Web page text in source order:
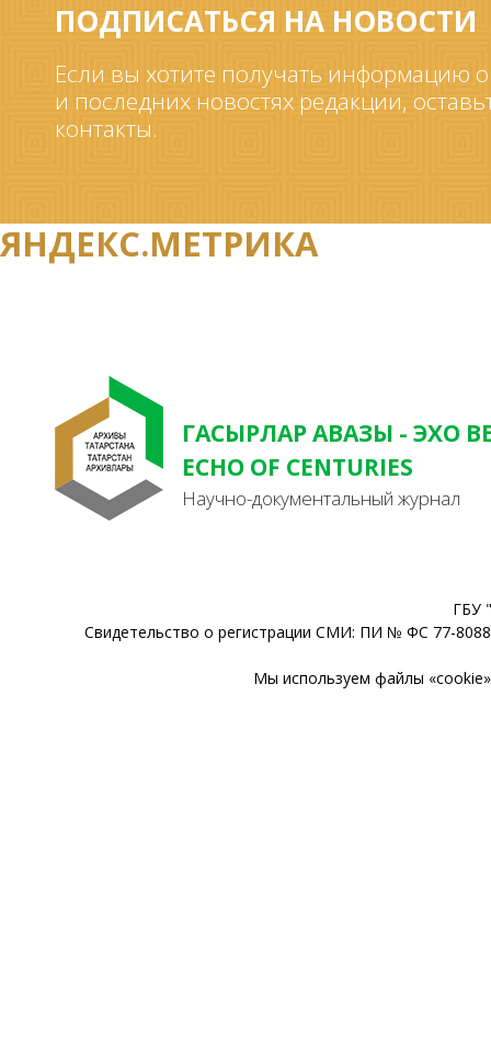
ПОДПИСАТЬСЯ НА НОВОСТИ
Если вы хотите получать информацию
и последних новостях редакции,
контакты.
ЯНДЕКС.МЕТРИКА
ГАСЫРЛАР АВАЗЫ - ЭХО
ECHO OF CENTURIES
Научно-документальный журнал
ГБУ
Свидетельство о регистрации СМИ: ПИ № ФС 77-
Мы используем файлы «cookie»